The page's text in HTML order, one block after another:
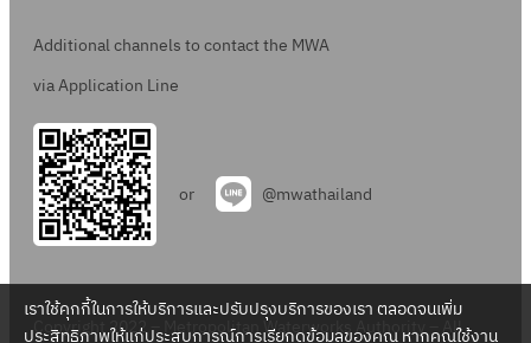
Additional channels to contact the MWA
via Application Line
or @mwathailand
Copyright 2022 – Metropolitan Waterworks Authority – All
เราใช้คุกกี้ในการให้บริการและปรับปรุงบริการของเรา ตลอดจนเพิ่ม
ประสิทธิภาพให้แก่ประสบการณ์การเรียกดูข้อมูลของคุณ หากคุณใช้งาน